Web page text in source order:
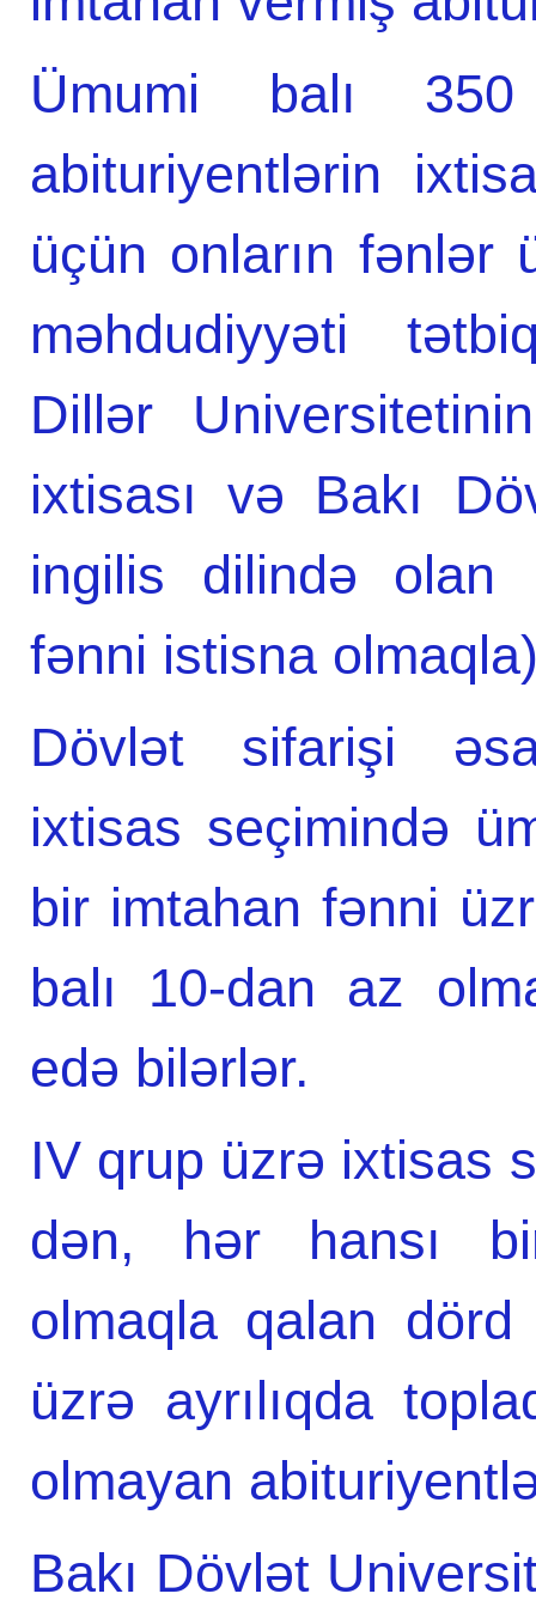
Ümumi balı
abituriyentlərin
üçün onların fənlər
məhdudiyyəti
Dillər
ixtisası və Bakı
ingilis dilində olan
fənni istisna
Dövlət sifarişi
ixtisas seçimində
bir imtahan fənni
balı 10-dan az
edə bilərlər.
IV qrup üzrə ixtisas
dən, hər hansı
olmaqla qalan
üzrə ayrılıqda
olmayan
Bakı Dövlət